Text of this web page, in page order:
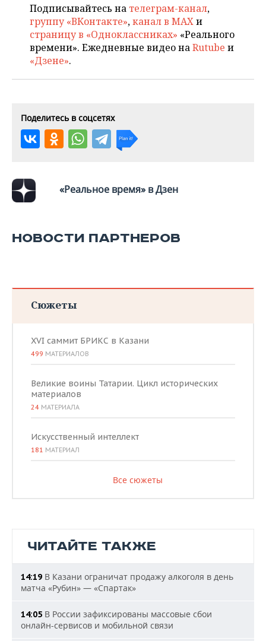
ФИГУРНОЕ КАТАНИЕ
ВОДНЫЕ ВИДЫ СПОРТА
ХОККЕЙ С МЯЧОМ
МЕДИЦИНА
ОБРАЗОВАНИЕ
ПРОИСШЕСТВИЯ
Подписывайтесь на телеграм-канал,
группу «ВКонтакте»,канал в MAXи
страницу в «Одноклассниках» «Реального
времени». Ежедневные видео наRutube и
«Дзене».
Поделитесь в соцсетях
«Реальное время» в Дзен
НОВОСТИ ПАРТНЕРОВ
Сюжеты
XVI саммит БРИКС в Казани
499 МАТЕРИАЛОВ
Великие воины Татарии. Цикл исторических
материалов
24 МАТЕРИАЛА
Искусственный интеллект
181 МАТЕРИАЛ
Все сюжеты
ЧИТАЙТЕ ТАКЖЕ
14:19 В Казани ограничат продажу алкоголя в день
матча «Рубин» — «Спартак»
14:05 В России зафиксированы массовые сбои
онлайн-сервисов и мобильной связи